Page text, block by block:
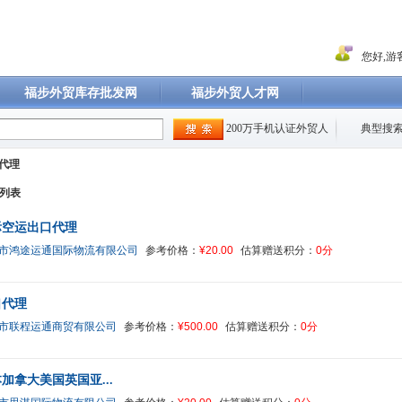
您好,游
福步外贸库存批发网 福步外贸人才网
200万手机认证外贸人 典型搜
理
表
运出口代理
鸿途运通国际物流有限公司 参考价格： ¥20.00 估算赠送积分： 0分
理
联程运通商贸有限公司 参考价格： ¥500.00 估算赠送积分： 0分
拿大美国英国亚...